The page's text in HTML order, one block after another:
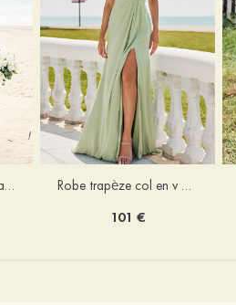
Fourreau licou stretch satin longueur cheville robe de demoiselle d'honneur Robe trapèze col en v mousseline ras du sol robe de demoiselle d'honneur
101 €